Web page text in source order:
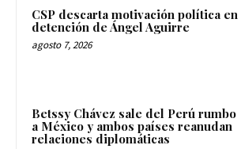
CSP descarta motivación política en
detención de Ángel Aguirre
agosto 7, 2026
Betssy Chávez sale del Perú rumbo
a México y ambos países reanudan
relaciones diplomáticas